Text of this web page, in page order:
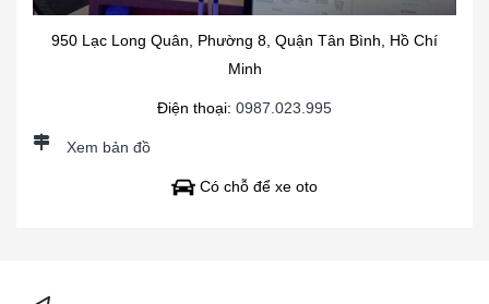
950 Lạc Long Quân, Phường 8, Quận Tân Bình, Hồ Chí
Minh
Điện thoại: 0987.023.995
Xem bản đồ
Có chỗ để xe oto